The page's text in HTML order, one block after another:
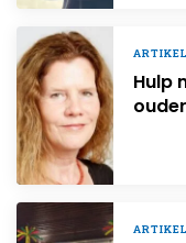
ARTIKEL
Hulp
ARTIKEL